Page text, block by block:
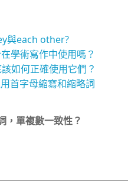
與each other?
學術寫作中使用嗎？
該如何正確使用它們？
首字母縮寫和縮略詞
，單複數一致性？